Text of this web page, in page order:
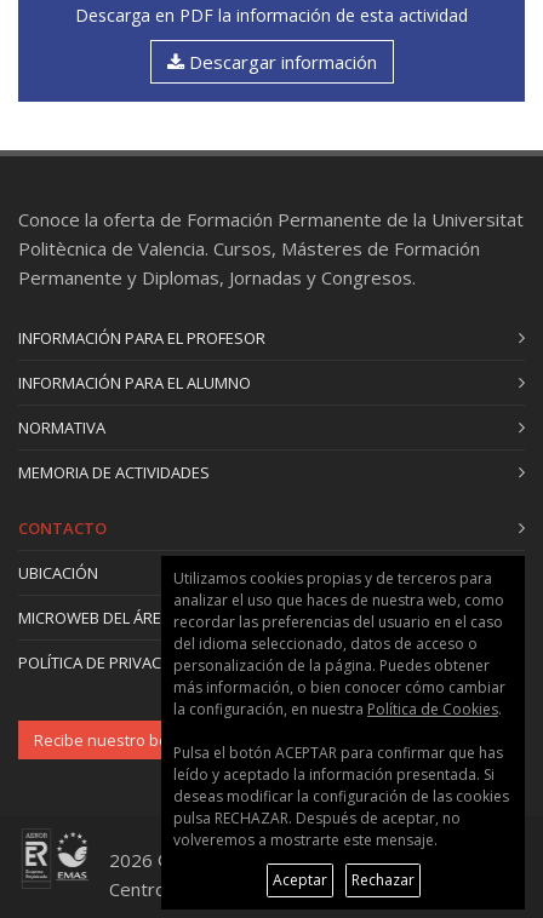
Descarga en PDF la información de esta actividad
Descargar información
Conoce la oferta de Formación Permanente de la Universitat
Politècnica de Valencia. Cursos, Másteres de Formación
Permanente y Diplomas, Jornadas y Congresos.
INFORMACIÓN PARA EL PROFESOR
INFORMACIÓN PARA EL ALUMNO
NORMATIVA
MEMORIA DE ACTIVIDADES
CONTACTO
UBICACIÓN
MICROWEB DEL ÁREA
POLÍTICA DE PRIVACIDAD Y COOKIES
Recibe nuestro boletín
2026 © Universitat Politècnica de València ::
Centro de Formación Permanente
Utilizamos cookies propias y de terceros para
analizar el uso que haces de nuestra web, como
recordar las preferencias del usuario en el caso
del idioma seleccionado, datos de acceso o
personalización de la página. Puedes obtener
más información, o bien conocer cómo cambiar
la configuración, en nuestra Política de Cookies.
Pulsa el botón ACEPTAR para confirmar que has
leído y aceptado la información presentada. Si
deseas modificar la configuración de las cookies
pulsa RECHAZAR. Después de aceptar, no
volveremos a mostrarte este mensaje.
Aceptar
Rechazar